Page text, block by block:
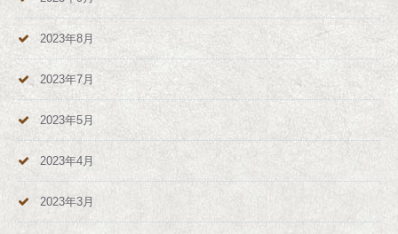
2023年8月
2023年7月
2023年5月
2023年4月
2023年3月